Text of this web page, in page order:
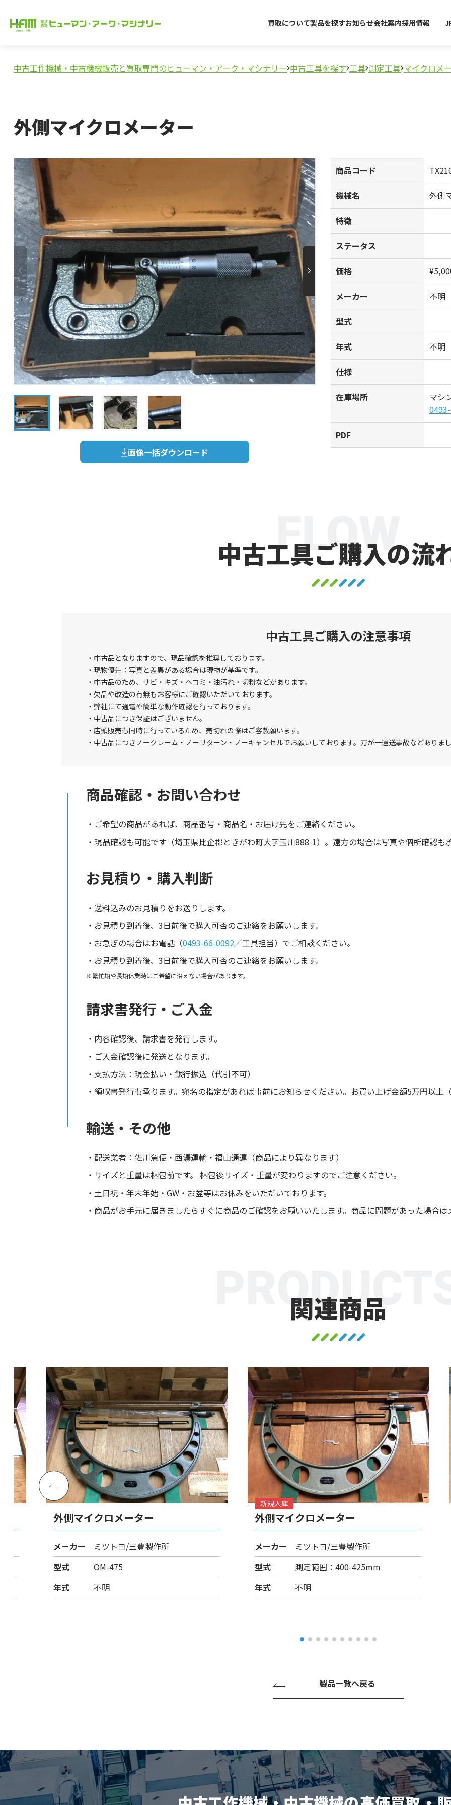
買取について製品を探すお知らせ会社案内採用情報
中古工作機械・中古機械販売と買取専門のヒューマン・アーク・マシナリー 中古工具を探す 工具 測定工具 マイクロメ
外側マイクロメーター
画像一括ダウンロード
商品コード
機械名 外側
特徴
ステータス
価格
メーカー 不明
型式
年式 不明
仕様
在庫場所
マシ
PDF
中古工具ご購入の流
FLOW
中古工具ご購入の注意事項
中古品となりますので、現品確認を推奨しております。
現物優先：写真と差異がある場合は現物が基準です。
中古品のため、サビ・キズ・ヘコミ・油汚れ・切粉などがあります。
欠品や改造の有無もお客様にご確認いただいております。
弊社にて通電や簡単な動作確認を行っております。
中古品につき保証はございません。
店頭販売も同時に行っているため、売切れの際はご容赦願います。
中古品につきノークレーム・ノーリターン・ノーキャンセルでお願いしております。万が一運送事故などありま
商品確認・お問い合わせ
ご希望の商品があれば、商品番号・商品名・お届け先をご連絡ください。
現品確認も可能です（埼玉県比企郡ときがわ町大字玉川888-1）。遠方の場合は写真や個所確認も
お見積り・購入判断
送料込みのお見積りをお送りします。
お見積り到着後、3日前後で購入可否のご連絡をお願いします。
お急ぎの場合はお電話（0493-66-0092／工具担当）でご相談ください。
お見積り到着後、3日前後で購入可否のご連絡をお願いします。
繁忙期や長期休業時はご希望に沿えない場合があります。
請求書発行・ご入金
内容確認後、請求書を発行します。
ご入金確認後に発送となります。
支払方法：現金払い・銀行振込（代引不可）
領収書発行も承ります。宛名の指定があれば事前にお知らせください。お買い上げ金額5万円以上
輸送・その他
配送業者：佐川急便・西濃運輸・福山通運（商品により異なります）
サイズと重量は梱包前です。 梱包後サイズ・重量が変わりますのでご注意ください。
土日祝・年末年始・GW・お盆等はお休みをいただいております。
商品がお手元に届きましたらすぐに商品のご確認をお願いいたします。商品に問題があった場合
関連商品
外側マイクロメーター
メーカー
ミツトヨ/三豊製作所
型式
OM-475
年式
不明
新規入庫
外側マイクロメーター
メーカー
ミツトヨ/三豊製作所
型式
測定範囲：400-425mm
年式
不明
製品一覧へ戻る